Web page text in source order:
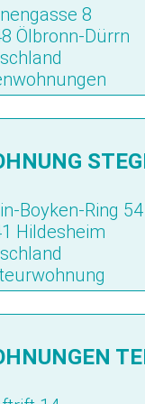
8
Ölbronn-Dürrn
Boyken-Ring 54
Hildesheim